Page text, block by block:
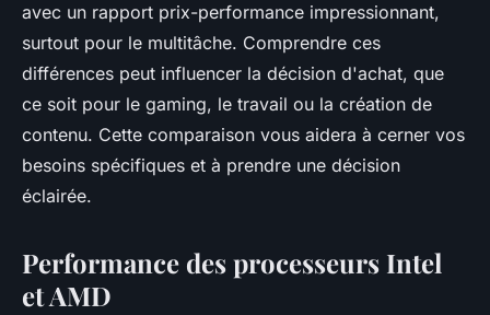
avec un rapport prix-performance impressionnant,
surtout pour le multitâche. Comprendre ces
différences peut influencer la décision d'achat, que
ce soit pour le gaming, le travail ou la création de
contenu. Cette comparaison vous aidera à cerner vos
besoins spécifiques et à prendre une décision
éclairée.
Performance des processeurs Intel
et AMD